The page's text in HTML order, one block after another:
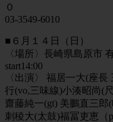
０
03-3549-6010
■６月１４日（日）
〈場所〉長崎県島原市
start14:00
〈出演〉 福居一大(座
行(vo,三味線)小湊昭尚(
齋藤純一(gt) 美鵬直三
刺稜大(太鼓)福冨吏恵（